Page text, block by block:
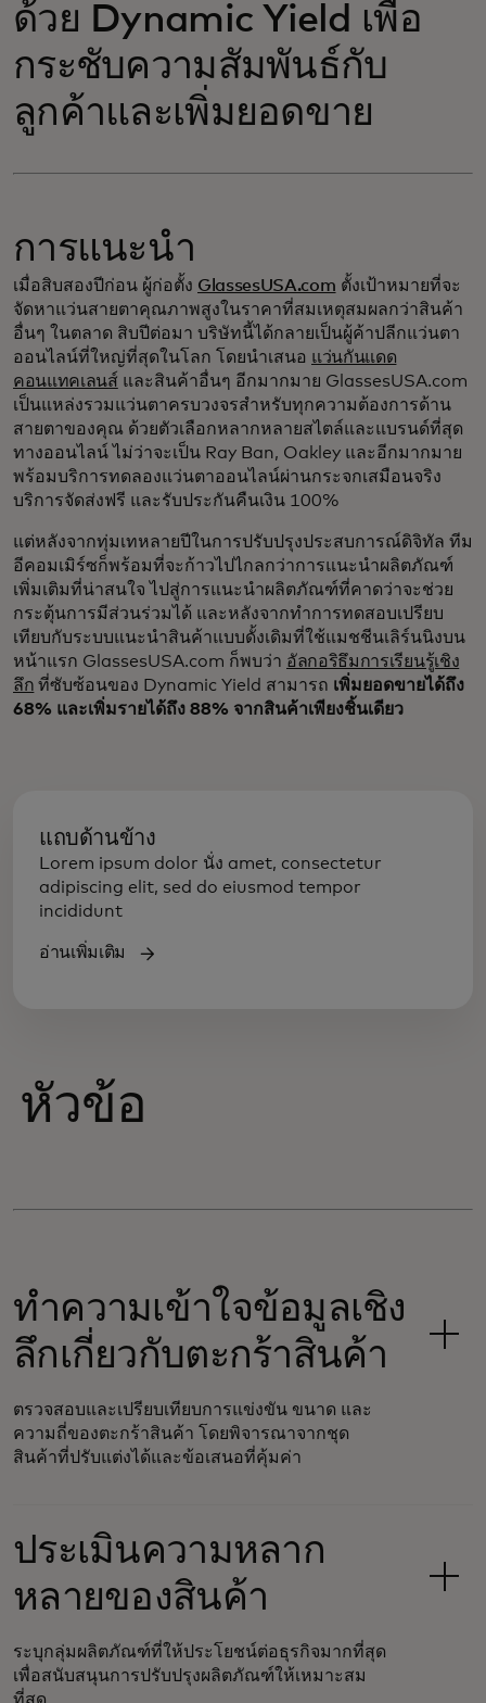
ด้วย Dynamic Yield เพื่อ
กระชับความสัมพันธ์กับ
ลูกค้าและเพิ่มยอดขาย
การแนะนำ
เมื่อสิบสองปีก่อน ผู้ก่อตั้ง GlassesUSA.com ตั้งเป้าหมายที่จะ
จัดหาแว่นสายตาคุณภาพสูงในราคาที่สมเหตุสมผลกว่าสินค้า
อื่นๆ ในตลาด สิบปีต่อมา บริษัทนี้ได้กลายเป็นผู้ค้าปลีกแว่นตา
ออนไลน์ที่ใหญ่ที่สุดในโลก โดยนำเสนอ แว่นกันแดด
คอนแทคเลนส์ และสินค้าอื่นๆ อีกมากมาย GlassesUSA.com
เป็นแหล่งรวมแว่นตาครบวงจรสำหรับทุกความต้องการด้าน
สายตาของคุณ ด้วยตัวเลือกหลากหลายสไตล์และแบรนด์ที่สุด
ทางออนไลน์ ไม่ว่าจะเป็น Ray Ban, Oakley และอีกมากมาย
พร้อมบริการทดลองแว่นตาออนไลน์ผ่านกระจกเสมือนจริง
บริการจัดส่งฟรี และรับประกันคืนเงิน 100%
แต่หลังจากทุ่มเทหลายปีในการปรับปรุงประสบการณ์ดิจิทัล ทีม
อีคอมเมิร์ซก็พร้อมที่จะก้าวไปไกลกว่าการแนะนำผลิตภัณฑ์
เพิ่มเติมที่น่าสนใจ ไปสู่การแนะนำผลิตภัณฑ์ที่คาดว่าจะช่วย
กระตุ้นการมีส่วนร่วมได้ และหลังจากทำการทดสอบเปรียบ
เทียบกับระบบแนะนำสินค้าแบบดั้งเดิมที่ใช้แมชชีนเลิร์นนิงบน
หน้าแรก GlassesUSA.com ก็พบว่า อัลกอริธึมการเรียนรู้เชิง
ลึก ที่ซับซ้อนของ Dynamic Yield สามารถ เพิ่มยอดขายได้ถึง
68% และเพิ่มรายได้ถึง 88% จากสินค้าเพียงชิ้นเดียว
แถบด้านข้าง
Lorem ipsum dolor นั่ง amet, consectetur
adipiscing elit, sed do eiusmod tempor
incididunt
อ่านเพิ่มเติม
หัวข้อ
ทำความเข้าใจข้อมูลเชิง
ลึกเกี่ยวกับตะกร้าสินค้า
ตรวจสอบและเปรียบเทียบการแข่งขัน ขนาด และ
ความถี่ของตะกร้าสินค้า โดยพิจารณาจากชุด
สินค้าที่ปรับแต่งได้และข้อเสนอที่คุ้มค่า
ประเมินความหลาก
หลายของสินค้า
ระบุกลุ่มผลิตภัณฑ์ที่ให้ประโยชน์ต่อธุรกิจมากที่สุด
เพื่อสนับสนุนการปรับปรุงผลิตภัณฑ์ให้เหมาะสม